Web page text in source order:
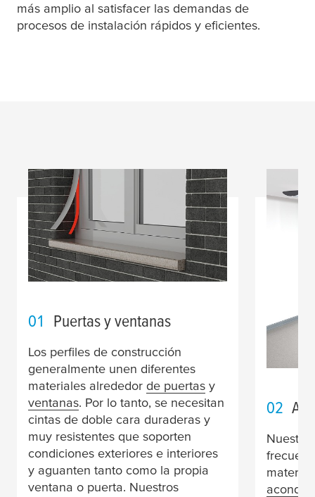
más amplio al satisfacer las demandas de
procesos de instalación rápidos y eficientes.
01 Puertas y ventanas
Los perfiles de construcción
generalmente unen diferentes
materiales alrededor de puertas y
ventanas. Por lo tanto, se necesitan
cintas de doble cara duraderas y
muy resistentes que soporten
condiciones exteriores e interiores
y aguanten tanto como la propia
ventana o puerta. Nuestros
02